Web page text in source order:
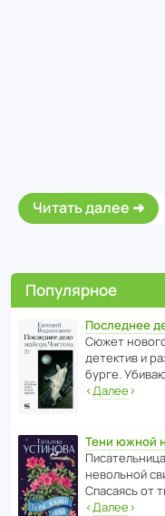
Читать далее
Популярное
Последнее
Сюжет
дете­ктив и
бурге.
‹Далее›
Тени южной
невольной
Спасаясь от
‹Далее›